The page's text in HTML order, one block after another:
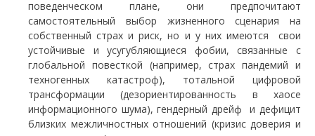
поведенческом плане, они предпочитают
самостоятельный выбор жизненного сценария на
собственный страх и риск, но и у них имеются свои
устойчивые и усугубляющиеся фобии, связанные с
глобальной повесткой (например, страх пандемий и
техногенных катастроф), тотальной цифровой
трансформации (дезориентированность в хаосе
информационного шума), гендерный дрейф и дефицит
близких межличностных отношений (кризис доверия и